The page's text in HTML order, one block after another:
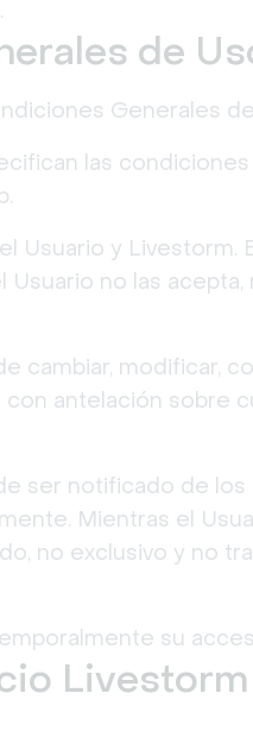
de
Generales
las
Usuario y Livestorm.
no las acepta,
cambiar, modificar,
antelación sobre
ser notificado de los
Mientras el
no exclusivo y no
su
Livestorm